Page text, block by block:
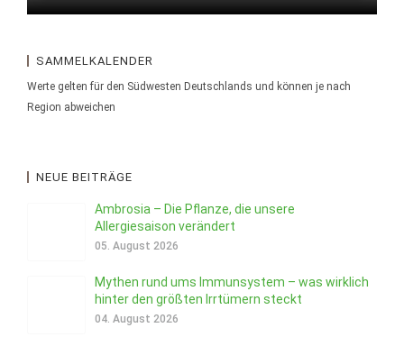
SAMMELKALENDER
Werte gelten für den Südwesten Deutschlands und können je nach
Region abweichen
NEUE BEITRÄGE
Ambrosia – Die Pflanze, die unsere
Allergiesaison verändert
05. August 2026
Mythen rund ums Immunsystem – was wirklich
hinter den größten Irrtümern steckt
04. August 2026